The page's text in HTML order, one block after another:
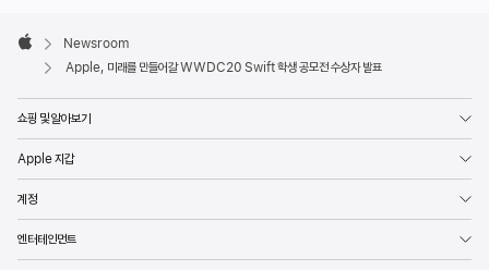
Footer

Apple
Newsroom
Apple, 미래를 만들어갈 WWDC20 Swift 학생 공모전 수상자 발표
쇼핑 및 알아보기
Apple 지갑
계정
엔터테인먼트